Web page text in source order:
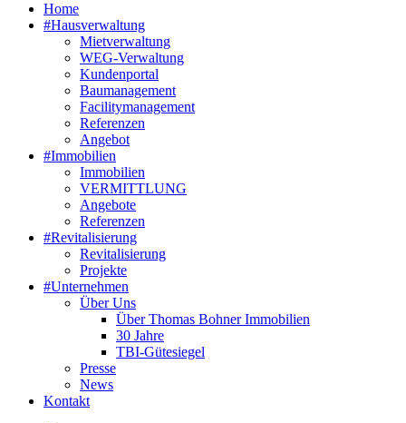
Home
#Hausverwaltung
Mietverwaltung
WEG-Verwaltung
Kundenportal
Baumanagement
Facilitymanagement
Referenzen
Angebot
#Immobilien
Immobilien
VERMITTLUNG
Angebote
Referenzen
#Revitalisierung
Revitalisierung
Projekte
#Unternehmen
Über Uns
Über Thomas Bohner Immobilien
30 Jahre
TBI-Gütesiegel
Presse
News
Kontakt